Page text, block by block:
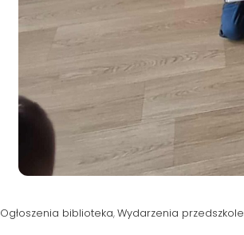
Ogłoszenia biblioteka,Wydarzenia przedszkole